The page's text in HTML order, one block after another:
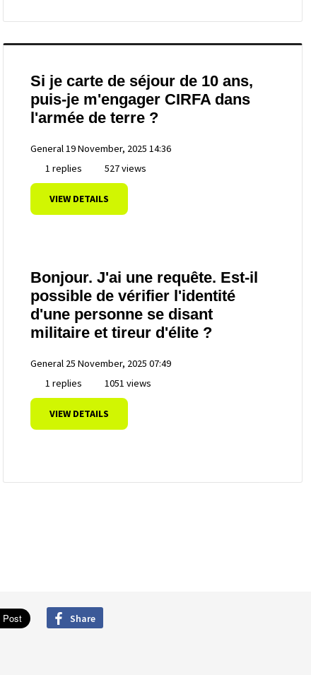
Si je carte de séjour de 10 ans,
puis-je m'engager CIRFA dans
l'armée de terre ?
General19 November, 2025 14:36
1 replies
527 views
VIEW DETAILS
Bonjour. J'ai une requête. Est-il
possible de vérifier l'identité
d'une personne se disant
militaire et tireur d'élite ?
General 25 November, 2025 07:49
1 replies
1051 views
VIEW DETAILS
Share